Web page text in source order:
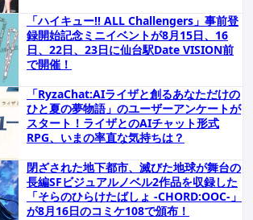
「ハイキュー!! ALL Challengers」事前登
録開始記念ミニイベントが8月15日、16
日、22日、23日に仙台駅Date VISION前
で開催！
「RyzaChat:AIライザと創るあなただけの
ひと夏の夢物語」のユーザーアンケートが
スタート！ライザとのAIチャット形式
RPG、いまの率直な気持ちは？
閉ざされた地下都市、滅びた地球が舞台の
長編SFビジュアルノベル2作品を収録した
「そらのひらけたばしょ -CHORD:OOC-」
が8月16日のコミケ108で頒布！